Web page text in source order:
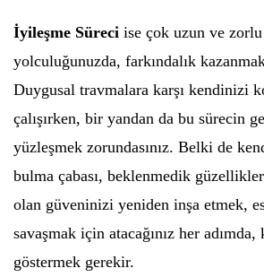
İyileşme Süreci ise çok uzun ve
yolculuğunuzda, farkındalık
Duygusal travmalara karşı kendinizi
çalışırken, bir yandan da bu sürecin
yüzleşmek zorundasınız. Belki de
bulma çabası, beklenmedik
olan güveninizi yeniden inşa etmek,
savaşmak için atacağınız her
göstermek gerekir.